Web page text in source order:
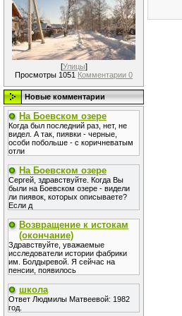
[Улицы]
Просмотры 1051 Комментарии 0
Новые комментарии
На Боевском озере
Когда был последний раз, нет, не
видел. А так, пиявки - черные,
особи побольше - с коричневатым
отли
На Боевском озере
Сергей, здравствуйте. Когда Вы
были на Боевском озере - видели
ли пиявок, которых описываете?
Если д
Возвращение к истокам
(окончание)
Здравствуйте, уважаемые
исследователи истории фабрики
им. Болдыревой. Я сейчас на
пенсии, появилось
школа
Ответ Людмилы Матвеевой: 1982
год.